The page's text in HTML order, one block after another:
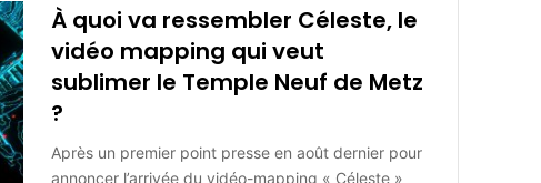
À quoi va ressembler Céleste, le
vidéo mapping qui veut
sublimer le Temple Neuf de Metz
?
Après un premier point presse en août dernier pour
annoncer l’arrivée du vidéo-mapping « Céleste »